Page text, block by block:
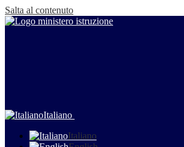
Salta al contenuto
Italiano
Italiano